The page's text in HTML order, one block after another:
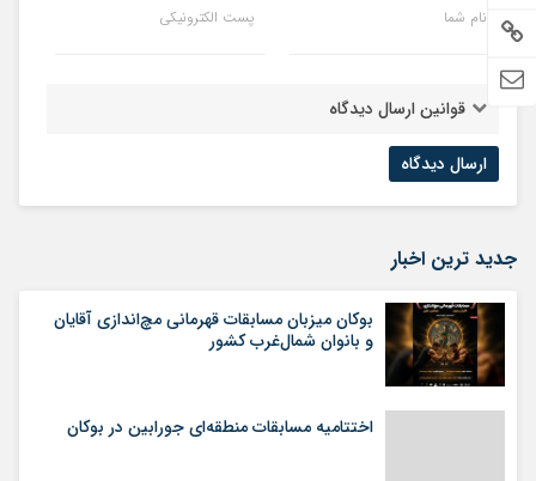
نام شما پست الکترونیکی
قوانین ارسال دیدگاه
جدید ترین اخبار
بوکان میزبان مسابقات قهرمانی مچ‌اندازی آقایان
و بانوان شمال‌غرب کشور
اختتامیه مسابقات منطقه‌ای جورابین در بوکان